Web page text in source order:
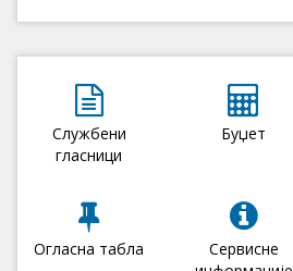
Службени
гласници
Буџет
Огласна табла
Сервисне